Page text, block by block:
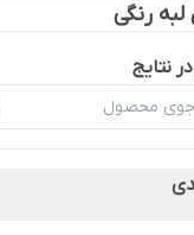
رنگی
نتایج